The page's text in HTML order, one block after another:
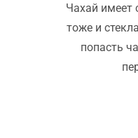
Чахай имеет
тоже и
попасть